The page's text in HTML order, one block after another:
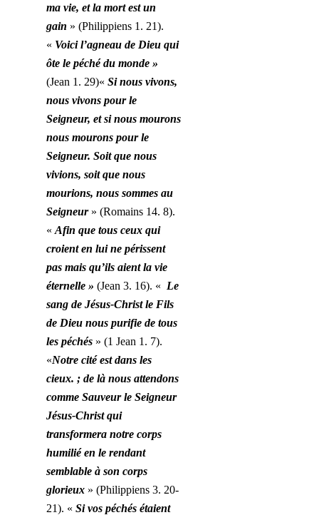
ma vie, etla mortest un
gain » (Philippiens 1. 21).
« Voici l’agneau de Dieu qui
ôte le péché du monde »
(Jean 1. 29)« Si nous vivons,
nous vivons pour le
Seigneur, et si nous mourons
nous mourons pour le
Seigneur. Soit que nous
vivions, soit que nous
mourions, nous sommes au
Seigneur » (Romains 14. 8).
« Afin que tous ceux qui
croient en lui ne périssent
pas mais qu’ils aient la vie
éternelle » (Jean 3. 16). « Le
sang de Jésus-Christ le Fils
de Dieu nous purifie de tous
les péchés» (1 Jean 1. 7).
«Notre cité est dans les
cieux. ; de là nous attendons
comme Sauveur le Seigneur
Jésus-Christ qui
transformera notre corps
humilié en le rendant
semblable à son corps
glorieux » (Philippiens 3. 20-
21). « Si vos péchés étaient